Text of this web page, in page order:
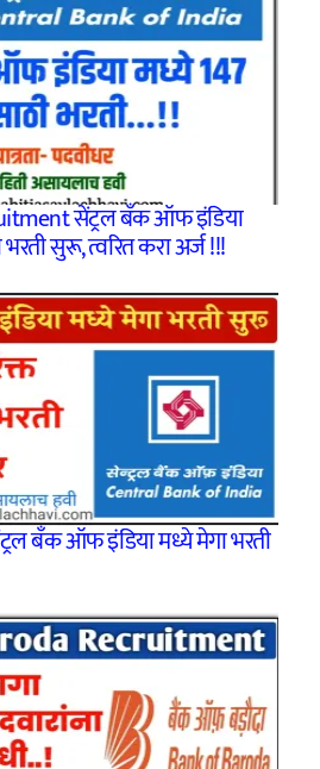
सेंट्रल बँक ऑफ इंडिया
सुरू, त्वरित करा अर्ज !!!
बँक ऑफ इंडिया मध्ये मेगा भरती